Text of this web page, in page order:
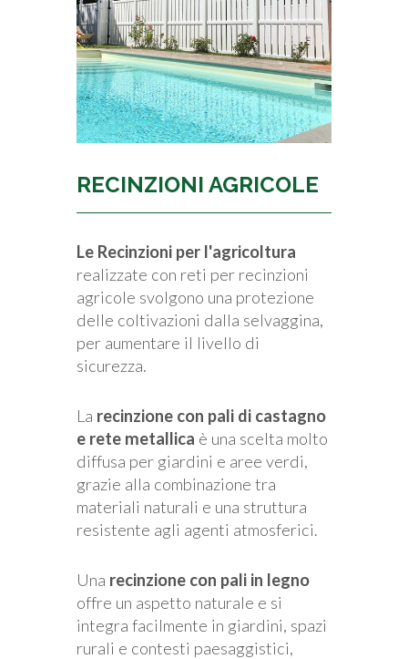
RECINZIONI AGRICOLE
Le Recinzioni per l'agricoltura
realizzate con reti per recinzioni
agricole svolgono una protezione
delle coltivazioni dalla selvaggina,
per aumentare il livello di
sicurezza.
La recinzione con pali di castagno
e rete metallica è una scelta molto
diffusa per giardini e aree verdi,
grazie alla combinazione tra
materiali naturali e una struttura
resistente agli agenti atmosferici.
Una recinzione con pali in legno
offre un aspetto naturale e si
integra facilmente in giardini, spazi
rurali e contesti paesaggistici,